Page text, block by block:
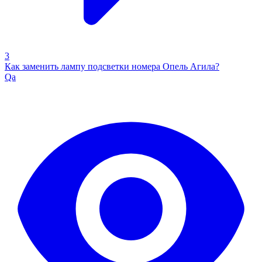
3
Как заменить лампу подсветки номера Опель Агила?
Qa